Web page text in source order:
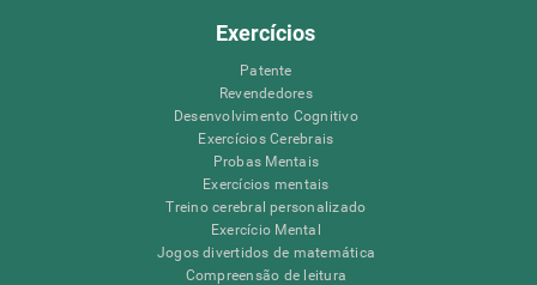
Exercícios
Patente
Revendedores
Desenvolvimento Cognitivo
Exercícios Cerebrais
Probas Mentais
Exercícios mentais
Treino cerebral personalizado
Exercício Mental
Jogos divertidos de matemática
Compreensão de leitura